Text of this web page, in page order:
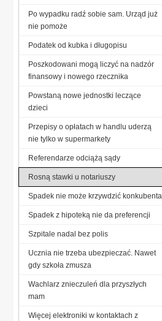
Po wypadku radź sobie sam. Urząd już
nie pomoże
Podatek od kubka i długopisu
Poszkodowani mogą liczyć na nadzór
finansowy i nowego rzecznika
Powstaną nowe jednostki leczące
dzieci
Przepisy o opłatach w handlu uderzą
nie tylko w supermarkety
Referendarze odciążą sądy
Rosną stawki u notariuszy
Spadek nie może krzywdzić konkubenta
Spadek z hipoteką nie da preferencji
Szpitale nadal bez polis
Ucznia nie trzeba ubezpieczać. Nawet
gdy szkoła zmusza
Wachlarz znieczuleń dla przyszłych
mam
Więcej elektroniki w kontaktach z